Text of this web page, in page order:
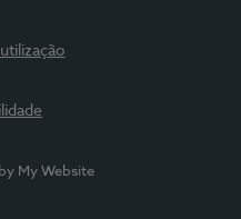
My Website